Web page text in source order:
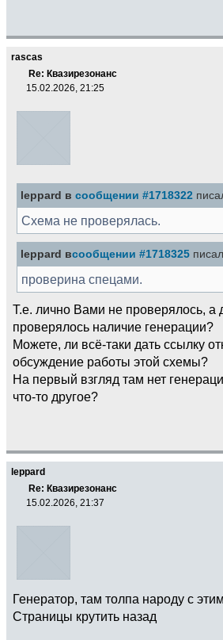
rascas
Re: Квазирезонанс
15.02.2026, 21:25
leppard в сообщении #1718322
Схема не проверялась.
leppard всообщении #1718325
проверина спецами.
Т.е. лично Вами не проверялось, а
проверялось наличие генерации?
Можете, ли всё-таки дать ссылку
обсуждение работы этой схемы?
На первый взгляд там нет
что-то другое?
leppard
Re: Квазирезонанс
15.02.2026, 21:37
Генератор, там толпа народу с
Страницы крутить назад